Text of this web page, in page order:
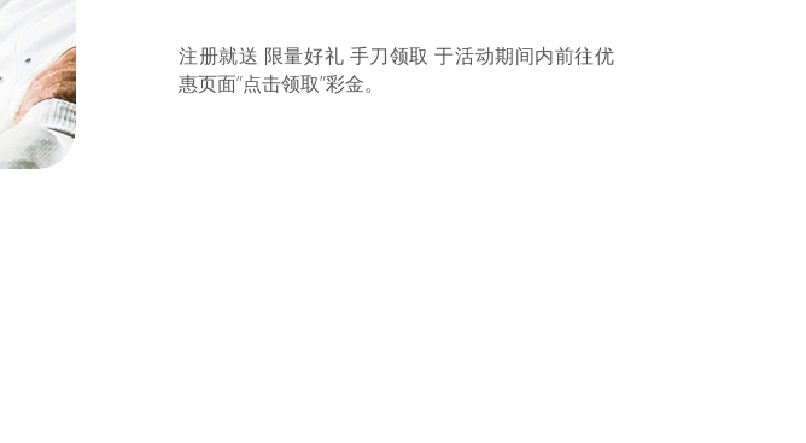
注册就送 限量好礼 手刀领取 于活动期间内前往优
惠页面”点击领取”彩金。